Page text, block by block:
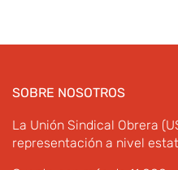
SOBRE NOSOTROS
La Unión Sindical Obrera
representación a nivel